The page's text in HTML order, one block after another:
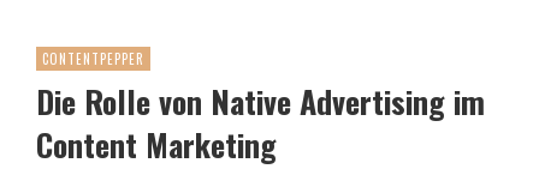
CONTENTPEPPER
Die Rolle von Native Advertising im
Content Marketing